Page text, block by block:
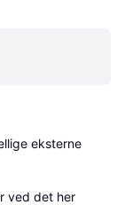
eksterne
ved det her